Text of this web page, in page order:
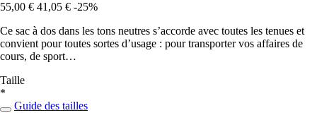
55,00 € 41,05 € -25%
Ce sac à dos dans les tons neutres s’accorde avec toutes les tenues et
convient pour toutes sortes d’usage : pour transporter vos affaires de
cours, de sport…
Taille
*
Guide des tailles